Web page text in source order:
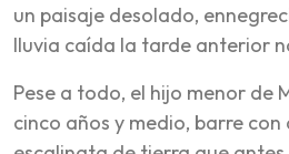
un paisaje desolado,
lluvia caída la tarde anterior
Pese a todo, el hijo menor de
cinco años y medio, barre